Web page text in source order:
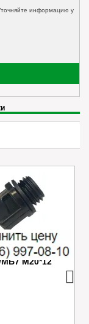
информацию у
редуктора
M20*12